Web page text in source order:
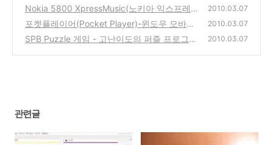
타일러스펜
(0)
Nokia 5800 XpressMusic(노키아 익스프레스
뮤직폰) 개봉기
(4)
2010.03.07
포켓플레이어(Pocket Player)-윈도우 모바일
스마트폰용 추천 mp3 Player 사용방법
(2)
2010.03.07
SPB Puzzle 게임 - 고난이도의 퍼즐 프로그램 2010.03.07
관련글